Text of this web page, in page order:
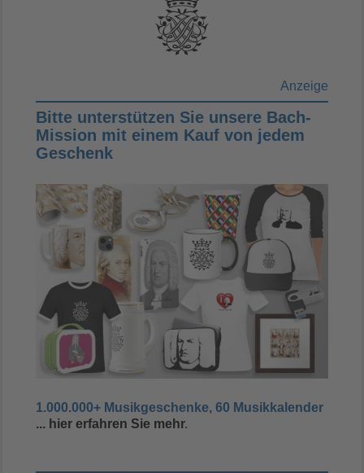
Anzeige
Bitte unterstützen Sie unsere Bach-
Mission mit einem Kauf von jedem
Geschenk
1.000.000+ Musikgeschenke, 60 Musikkalender
... hier erfahren Sie mehr.